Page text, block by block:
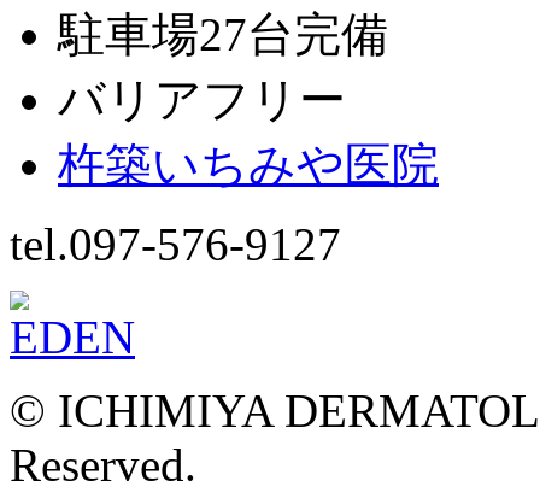
駐車場27台完備
バリアフリー
杵築いちみや医院
tel.097-576-9127
© ICHIMIYA
Reserved.